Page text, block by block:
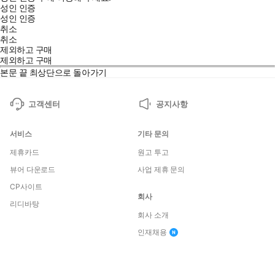
성인 인증
성인 인증
취소
취소
제외하고 구매
제외하고 구매
본문 끝 최상단으로 돌아가기
고객센터 공지사항
서비스
제휴카드
뷰어 다운로드
CP사이트
리디바탕
기타 문의
원고 투고
사업 제휴 문의
회사
회사 소개
인재채용